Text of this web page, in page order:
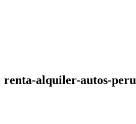
renta-alquiler-autos-peru